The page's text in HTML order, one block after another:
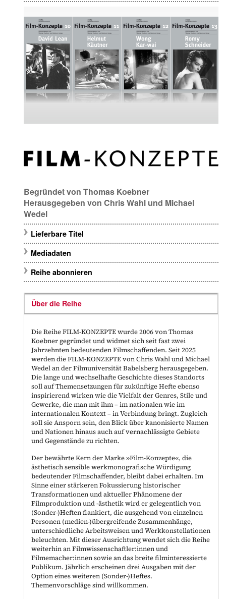
Begründet von Thomas Koebner
Herausgegeben von Chris Wahl und Michael
Wedel
Lieferbare Titel
Mediadaten
Reihe abonnieren
Über die Reihe
Die Reihe FILM-KONZEPTE wurde 2006 von Thomas
Koebner gegründet und widmet sich seit fast zwei
Jahrzehnten bedeutenden Filmschaffenden. Seit 2025
werden die FILM-KONZEPTE von Chris Wahl und Michael
Wedel an der Filmuniversität Babelsberg herausgegeben.
Die lange und wechselhafte Geschichte dieses Standorts
soll auf Themensetzungen für zukünftige Hefte ebenso
inspirierend wirken wie die Vielfalt der Genres, Stile und
Gewerke, die man mit ihm – im nationalen wie im
internationalen Kontext – in Verbindung bringt. Zugleich
soll sie Ansporn sein, den Blick über kanonisierte Namen
und Nationen hinaus auch auf vernachlässigte Gebiete
und Gegenstände zu richten.
Der bewährte Kern der Marke »Film-Konzepte«, die
ästhetisch sensible werkmonografische Würdigung
bedeutender Filmschaffender, bleibt dabei erhalten. Im
Sinne einer stärkeren Fokussierung historischer
Transformationen und aktueller Phänomene der
Filmproduktion und -ästhetik wird er gelegentlich von
(Sonder-)Heften flankiert, die ausgehend von einzelnen
Personen (medien-)übergreifende Zusammenhänge,
unterschiedliche Arbeitsweisen und Werkkonstellationen
beleuchten. Mit dieser Ausrichtung wendet sich die Reihe
weiterhin an Filmwissenschaftler:innen und
Filmemacher:innen sowie an das breite filminteressierte
Publikum. Jährlich erscheinen drei Ausgaben mit der
Option eines weiteren (Sonder-)Heftes.
Themenvorschläge sind willkommen.